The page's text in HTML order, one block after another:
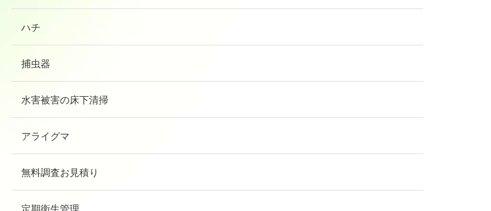
ハチ
捕虫器
水害被害の床下清掃
アライグマ
無料調査お見積り